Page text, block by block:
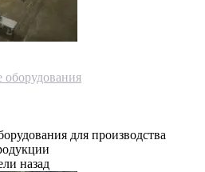
для производства
назад